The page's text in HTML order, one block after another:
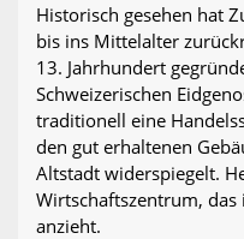
Historisch gesehen hat
bis ins Mittelalter
13. Jahrhundert
Schweizerischen
traditionell eine
den gut erhaltenen
Altstadt widerspiegelt.
Wirtschaftszentrum,
anzieht.